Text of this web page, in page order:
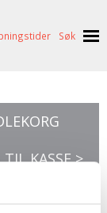
Søk
TIL KASSE >